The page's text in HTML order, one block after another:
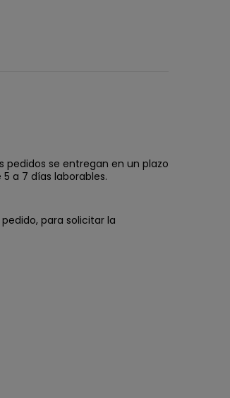
pedidos se entregan en un plazo
5 a 7 días laborables.
para solicitar la